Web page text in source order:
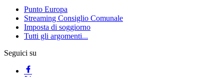
Punto Europa
Streaming Consiglio Comunale
Imposta di soggiorno
Tutti gli argomenti...
Seguici su